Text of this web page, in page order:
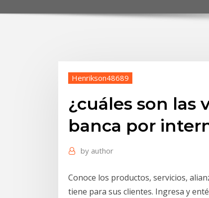
Henrikson48689
¿cuáles son las
banca por
by author
Conoce los productos, servicios,
tiene para sus clientes. Ingresa y